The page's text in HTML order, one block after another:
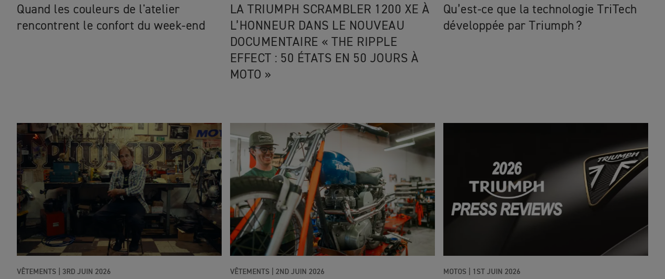
Quand les couleurs de l'atelier
rencontrent le confort du week-end
LA TRIUMPH SCRAMBLER 1200 XE À
L’HONNEUR DANS LE NOUVEAU
DOCUMENTAIRE « THE RIPPLE
EFFECT : 50 ÉTATS EN 50 JOURS À
MOTO »
Qu’est‑ce que la technologie TriTech
développée par Triumph ?
VÊTEMENTS 3RD JUIN 2026 VÊTEMENTS 2ND JUIN 2026 MOTOS 1ST JUIN 2026